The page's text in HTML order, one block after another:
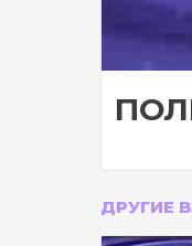
ДРУГИЕ